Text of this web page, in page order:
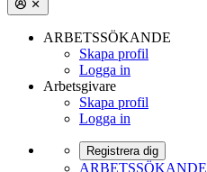
ARBETSSÖKANDE
Skapa profil
Logga in
Arbetsgivare
Skapa profil
Logga in
Registrera dig
ARBETSSÖKANDE